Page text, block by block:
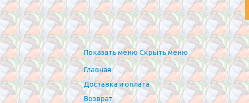
Показать менюСкрыть меню
Главная
Доставка и оплата
Возврат